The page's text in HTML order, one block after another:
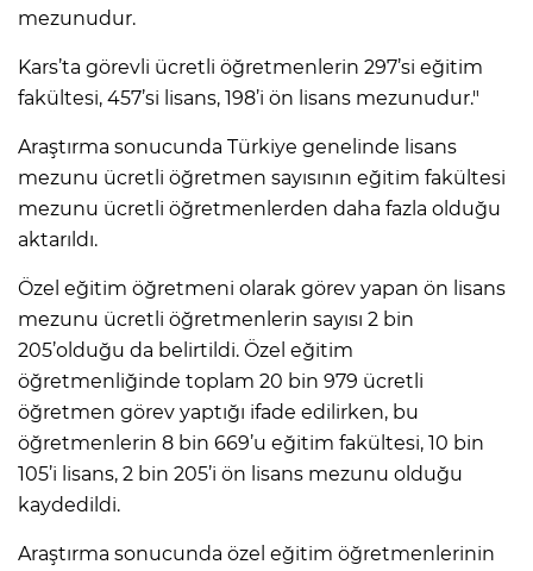
mezunudur.
Kars’ta görevli ücretli öğretmenlerin 297’si eğitim
fakültesi, 457’si lisans, 198’i ön lisans mezunudur."
Araştırma sonucunda Türkiye genelinde lisans
mezunu ücretli öğretmen sayısının eğitim fakültesi
mezunu ücretli öğretmenlerden daha fazla olduğu
aktarıldı.
Özel eğitim öğretmeni olarak görev yapan ön lisans
mezunu ücretli öğretmenlerin sayısı 2 bin
205’olduğu da belirtildi. Özel eğitim
öğretmenliğinde toplam 20 bin 979 ücretli
öğretmen görev yaptığı ifade edilirken, bu
öğretmenlerin 8 bin 669’u eğitim fakültesi, 10 bin
105’i lisans, 2 bin 205’i ön lisans mezunu olduğu
kaydedildi.
Araştırma sonucunda özel eğitim öğretmenlerinin